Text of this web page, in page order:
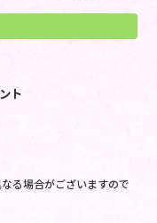
ト
る場合がございますので